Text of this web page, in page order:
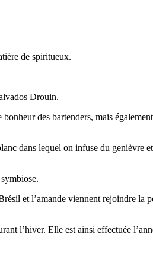
de spiritueux.
Drouin.
des bartenders, mais
dans lequel on infuse du genièvre
et l’amande viennent rejoindre la
l’hiver. Elle est ainsi effectuée